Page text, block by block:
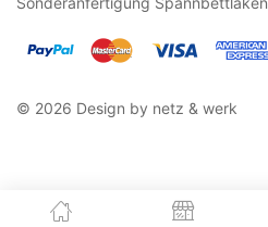
© 2026 Design by netz & werk